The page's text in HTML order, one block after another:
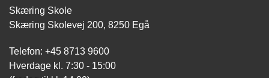
Skæring Skole
Skæring Skolevej 200, 8250 Egå
Telefon: +45 8713 9600
Hverdage kl. 7:30 - 15:00